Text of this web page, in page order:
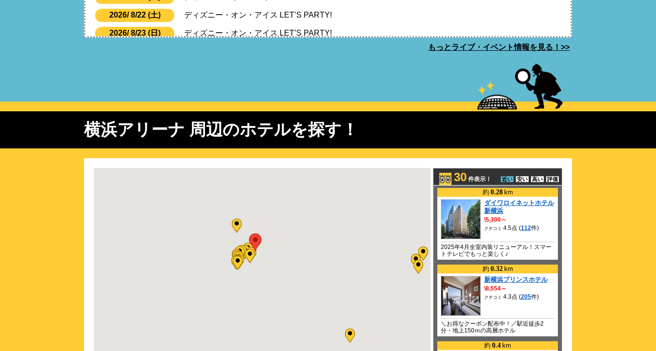
2026/ 8/22 (土) ディズニー・オン・アイス LET’S PARTY!
2026/ 8/23 (日) ディズニー・オン・アイス LET’S PARTY!
2026/ 9/27 (日) DREAMS COME TRUE ドリームズカムトゥルー CONCERT TOUR 2026
NEWS ニュース LIVE TOUR 2026 /// KMK
2026/10/ 7 (水) NEWS ニュース LIVE TOUR 2026 /// KMK
もっとライブ・イベント情報を見る！>>
横浜アリーナ 周辺のホテルを探す！
30 件表示！ 近い 安い 高い 評価
約 0.28 km
ダイワロイネットホテル
新横浜
\5,300～
クチコミ 4.5点 (112件)
2025年4月全室内装リニューアル！スマー
トテレビでもっと楽しく♪
約 0.32 km
新横浜プリンスホテル
\8,554～
クチコミ 4.3点 (205件)
＼お得なクーポン配布中！／駅近徒歩2
分・地上150ｍの高層ホテル
約 0.4 km